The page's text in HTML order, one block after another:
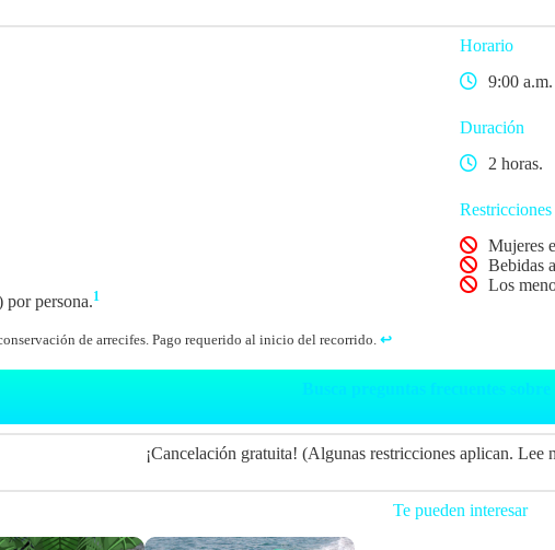
persona.1
Horario
9:00 a.m.
Duración
2 horas.
Restricciones
Mujeres
Bebidas
Los
de arrecifes. Pago requerido al inicio del recorrido. ↩︎
¡Cancelación gratuita! (Algunas restricciones aplican. Lee
Te pueden interesar